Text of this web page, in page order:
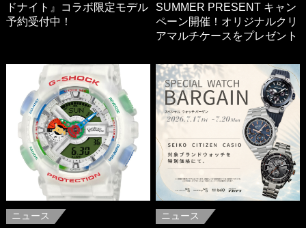
ドナイト』コラボ限定モデル
予約受付中！
SUMMER PRESENT キャン
ペーン開催！オリジナルクリ
アマルチケースをプレゼント
ニュース ニュース